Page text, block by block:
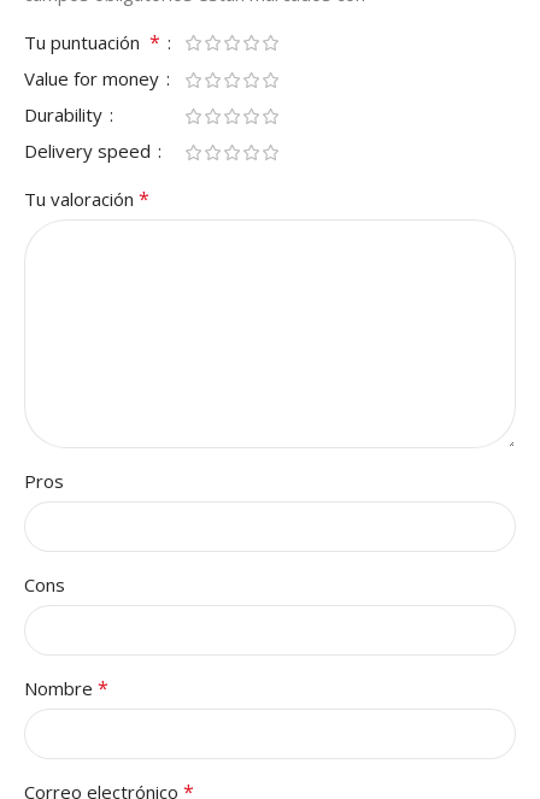
Tu puntuación *
Value for money
Durability
Delivery speed
Tu valoración *
Pros
Cons
Nombre *
Correo electrónico *